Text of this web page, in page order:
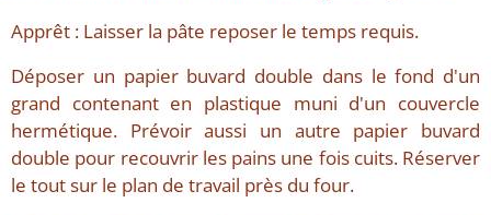
Apprêt : Laisser la pâte reposer le temps requis.
Déposer un papier buvard double dans le fond d'un
grand contenant en plastique muni d'un couvercle
hermétique. Prévoir aussi un autre papier buvard
double pour recouvrir les pains une fois cuits. Réserver
le tout sur le plan de travail près du four.